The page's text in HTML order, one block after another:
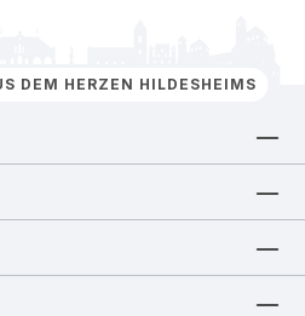
DEM HERZEN HILDESHEIMS